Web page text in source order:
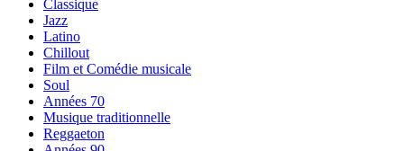
Classique
Jazz
Latino
Chillout
Film et Comédie musicale
Soul
Années 70
Musique traditionnelle
Reggaeton